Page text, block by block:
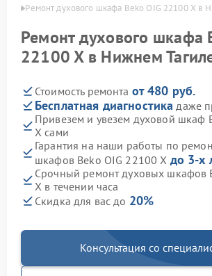
Ремонт духового шкафа Beko OIG 22100 X в
Ремонт духового шкафа
22100 X в Нижнем
Стоимость ремонта от 480 руб.
Бесплатная диагностика даже
Привезем и увезем духовой шкаф
X сами
Гарантия на наши работы по
шкафов Beko OIG 22100 X до 3-х
Срочный ремонт духовых шкафов
X в течении часа
Скидка для вас до 20%
Консультация со